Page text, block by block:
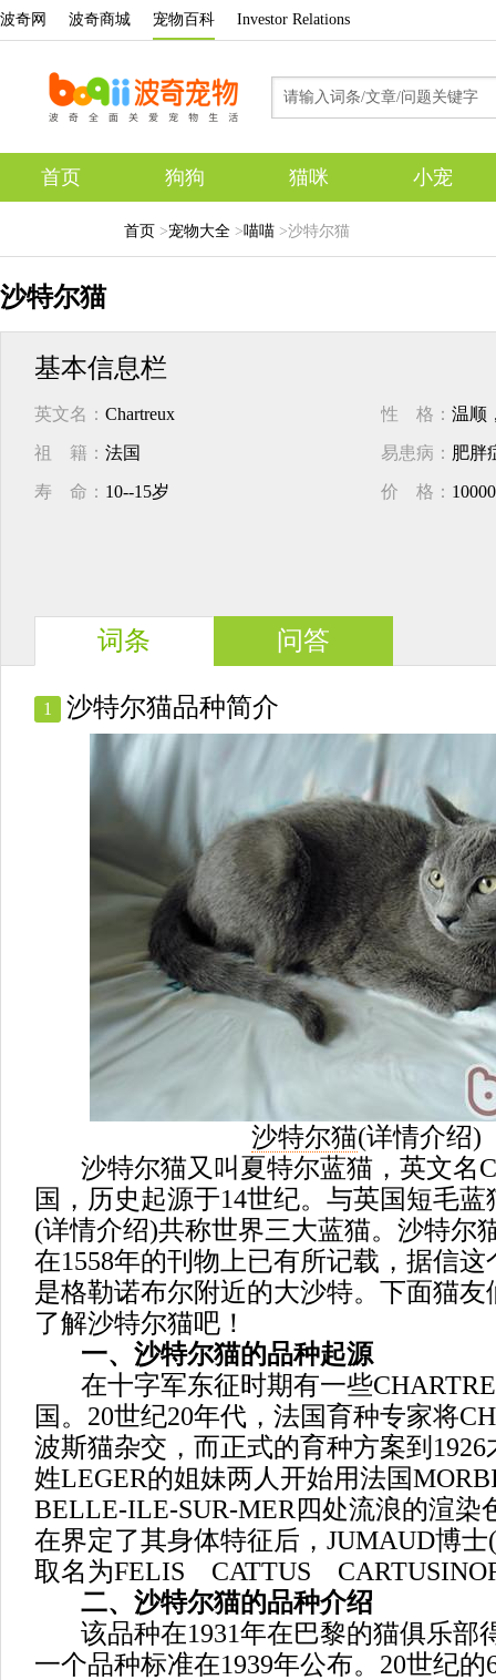
波奇网 波奇商城 宠物百科 Investor Relations
首页 狗狗 猫咪 小宠
首页 >宠物大全 >喵喵 >沙特尔猫
沙特尔猫
基本信息栏
英文名： Chartreux 性 格： 温顺，
祖 籍： 法国 易患病： 肥胖
寿 命： 10--15岁 价 格：
词条 问答
1 沙特尔猫品种简介
沙特尔猫(详情介绍)
沙特尔猫又叫夏特尔蓝猫，英文名
国，历史起源于14世纪。与英国短毛蓝
(详情介绍)共称世界三大蓝猫。沙特尔
在1558年的刊物上已有所记载，据信
是格勒诺布尔附近的大沙特。下面猫
了解沙特尔猫吧！
一、沙特尔猫的品种起源
在十字军东征时期有一些
国。20世纪20年代，法国育种专家将
波斯猫杂交，而正式的育种方案到1926
姓LEGER的姐妹两人开始用法国
BELLE-ILE-SUR-MER四处流浪的渲染
在界定了其身体特征后，JUMAUD博士
取名为FELIS CATTUS
二、沙特尔猫的品种介绍
该品种在1931年在巴黎的猫俱乐部
一个品种标准在1939年公布。20世纪的